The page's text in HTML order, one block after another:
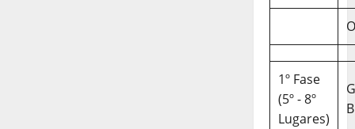
1º Fase
(5º - 8º
Lugares)
B